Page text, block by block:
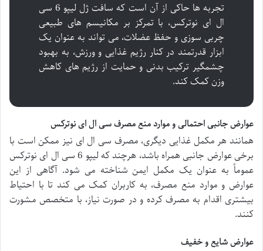
تجربه ها حاکی از آن است که سافت ژل لیپو 6 سی
ال ای نوترکس، با تمرکز بر مکانیسم های طبیعی
چربی سوزی و حفظ عضلات، می تواند به عنوان یک
ابزار قدرتمند در کنار رژیم غذایی و ورزش، به بهبود
چشمگیر ترکیب بدنی و حمایت از رژیم های کاهش
وزن کمک کند.
عوارض جانبی احتمالی و موارد منع مصرف سی ال ای نوترکس
همانند هر مکمل غذایی دیگری، مصرف سی ال ای نیز ممکن است با
برخی عوارض جانبی همراه باشد، هرچند که لیپو 6 سی ال ای نوترکس
عموماً به عنوان یک مکمل ایمن شناخته می شود. آگاهی از این
عوارض و موارد منع مصرف، به کاربران کمک می کند تا با احتیاط
بیشتری اقدام به مصرف کرده و در صورت نیاز، با متخصص مشورت
کنند.
عوارض شایع و خفیف